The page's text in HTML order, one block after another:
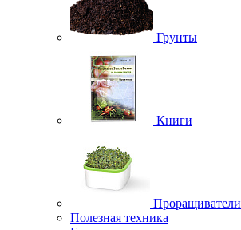
Грунты
Книги
Проращиватели
Полезная техника